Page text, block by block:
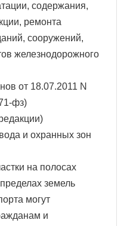
содержания,
ремонта
сооружений,
железнодорожного
от 18.07.2011 N
фз)
и охранных зон
на полосах
земель
могут
и